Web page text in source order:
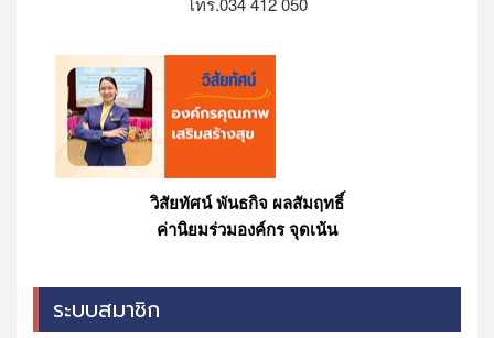
วิสัยทัศน์ พันธกิจ ผลสัมฤทธิ์
ค่านิยมร่วมองค์กร จุดเน้น
ระบบสมาชิก